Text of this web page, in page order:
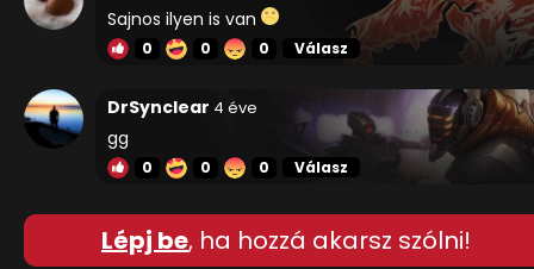
Sajnos ilyen is van
0 0 0 Válasz
DrSynclear 4 éve
gg
0 0 0 Válasz
Lépj be, ha hozzá akarsz szólni!